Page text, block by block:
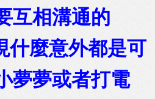
互相溝通的
什麼意外都是可
夢夢或者打電